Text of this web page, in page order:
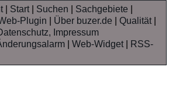
| Start| Suchen Sachgebiete
Plugin Über buzer.de |Qualität|
Impressum
|Web-Widget|
RSS-